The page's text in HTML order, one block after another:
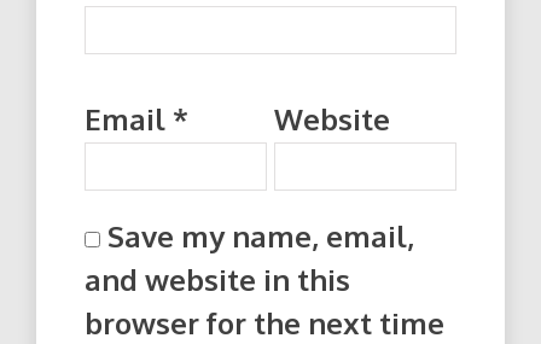
Email * Website
Save my name, email,
and website in this
browser for the next time